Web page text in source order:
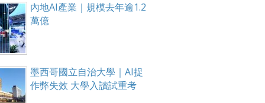
內地AI產業｜規模去年逾1.2
萬億
墨西哥國立自治大學｜AI捉
作弊失效 大學入讀試重考